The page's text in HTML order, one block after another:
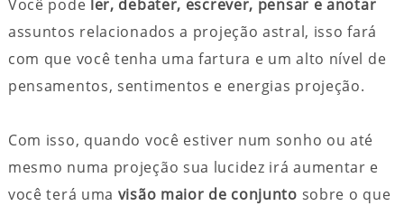
Você pode ler, debater, escrever, pensar e anotar
assuntos relacionados a projeção astral, isso fará
com que você tenha uma fartura e um alto nível de
pensamentos, sentimentos e energias projeção.
Com isso, quando você estiver num sonho ou até
mesmo numa projeção sua lucidez irá aumentar e
você terá uma visão maior de conjunto sobre o que